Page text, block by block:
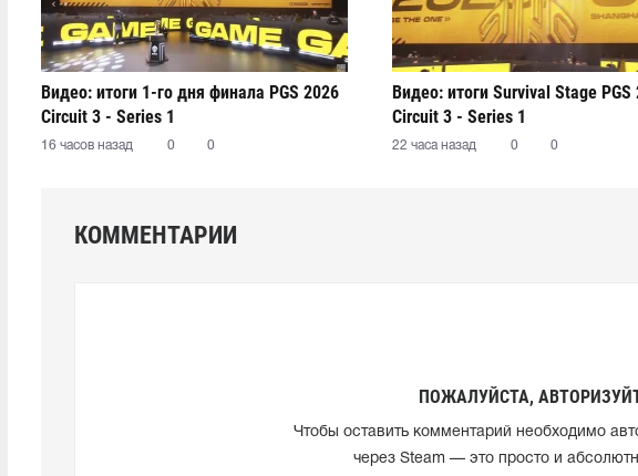
Видео: итоги 1-го дня финала PGS 2026
Circuit 3 - Series 1
16 часов назад 0 0
Видео: итоги Survival Stage PGS
Circuit 3 - Series 1
22 часа назад 0 0
КОММЕНТАРИИ
ПОЖАЛУЙСТА,
Чтобы оставить комментарий необходимо
через Steam — это просто и